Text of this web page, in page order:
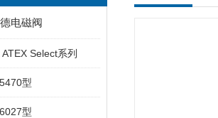
电磁阀
Select系列
型
型